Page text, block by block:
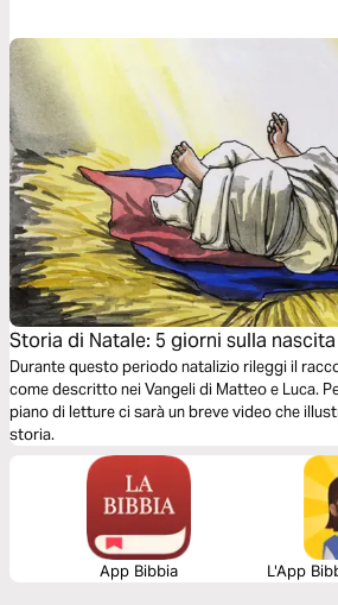
Storia di Natale: 5 giorni sulla nascita
Durante questo periodo natalizio rileggi il
come descritto nei Vangeli di Matteo e Luca.
piano di letture ci sarà un breve video che
storia.
App Bibbia L'App